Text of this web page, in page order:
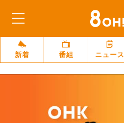
新着 番組 ニュース